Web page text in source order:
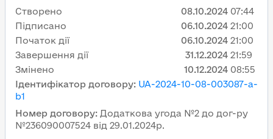
Ідентифікатор договору: UA-2024-10-08-003087-a-
b1
Номер договору: Додаткова угода №2 до дог-ру
№236090007524 від 29.01.2024р.
Створено 08.10.2024 07:44
Підписано
06.10.2024 21:00
Початок дії
06.10.2024 21:00
Завершення дії
31.12.2024 21:59
Змінено
10.12.2024 08:55